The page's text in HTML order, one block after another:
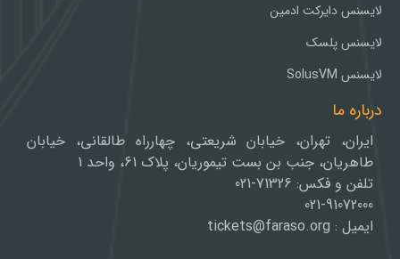
لایسنس دایرکت ادمین
لایسنس پلسک
لایسنس SolusVM
درباره ما
ایران، تهران، خیابان شریعتی، چهارراه طالقانی، خیابان
طاهریان، جنب بن بست تیموریان، پلاک 61، واحد 1
تلفن و فکس: 71326-021
021-91072000
ایمیل : tickets@faraso.org